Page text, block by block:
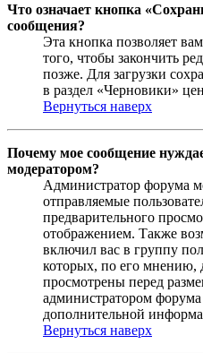
Что означает кнопка
сообщения?
Эта кнопка позволяет
того, чтобы закончить
позже. Для загрузки
в раздел «Черновики»
Вернуться наверх
Почему мое сообщение
модератором?
Администратор форума
отправляемые
предварительного
отображением. Также
включил вас в группу
которых, по его мнению,
просмотрены перед
администратором
дополнительной
Вернуться наверх